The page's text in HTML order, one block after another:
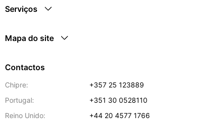
Serviços
Mapa do site
Contactos
Chipre:
+357 25 123889
Portugal:
+351 30 0528110
Reino Unido:
+44 20 4577 1766